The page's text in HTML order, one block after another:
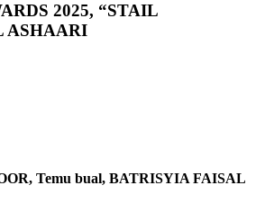
2025, “STAIL
ASHAARI
Temu bual, BATRISYIA FAISAL